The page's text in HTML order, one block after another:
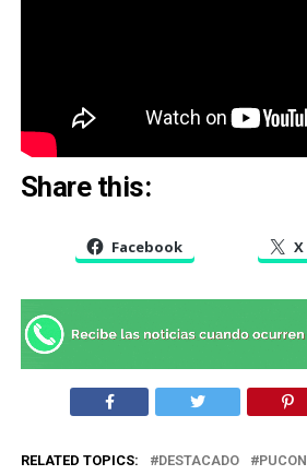
Share this:
Facebook X
RELATED TOPICS: DESTACADO PUCON